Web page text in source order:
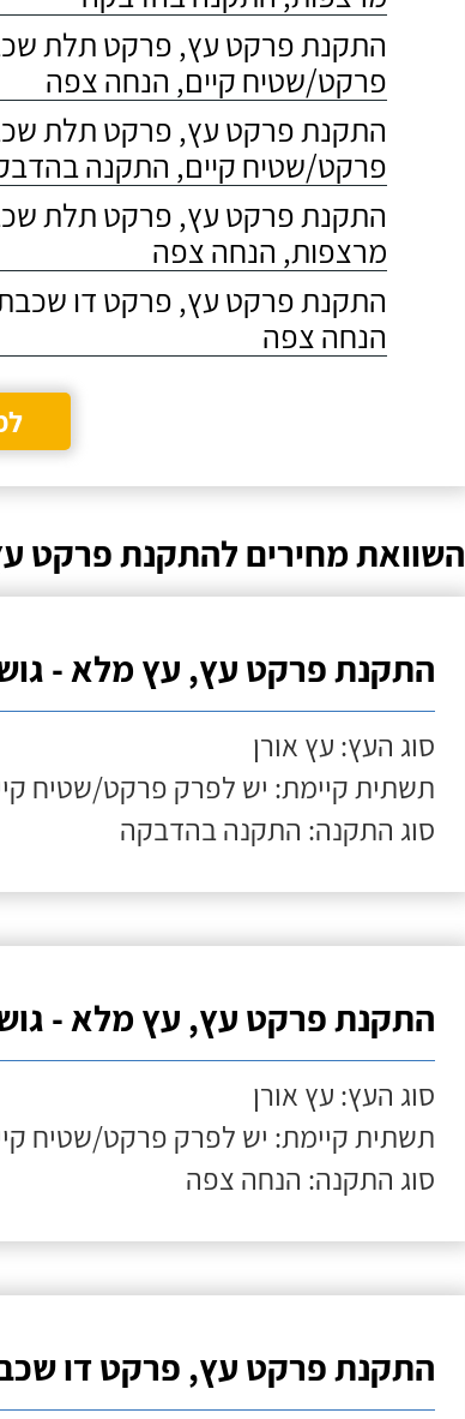
התקנת פרקט עץ, פרקט תלת
פרקט/שטיח קיים, הנחה צפה
התקנת פרקט עץ, פרקט תלת
פרקט/שטיח קיים, התקנה
התקנת פרקט עץ, פרקט תלת
מרצפות, הנחה צפה
התקנת פרקט עץ, פרקט דו
הנחה צפה
השוואת מחירים להתקנת פרקט
התקנת פרקט עץ, עץ מלא -
סוג העץ: עץ אורן
תשתית קיימת: יש לפרק פרקט/שטיח
סוג התקנה: התקנה בהדבקה
התקנת פרקט עץ, עץ מלא -
סוג העץ: עץ אורן
תשתית קיימת: יש לפרק פרקט/שטיח
סוג התקנה: הנחה צפה
התקנת פרקט עץ, פרקט דו